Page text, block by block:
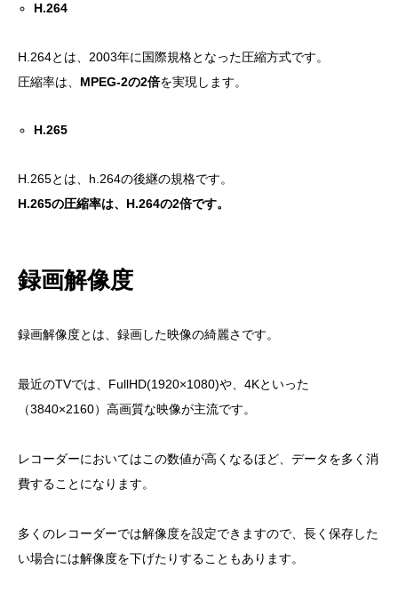
H.264
H.264とは、2003年に国際規格となった圧縮方式です。
圧縮率は、 MPEG-2の2倍を実現します。
H.265
H.265とは、h.264の後継の規格です。
H.265の圧縮率は、H.264の2倍です。
録画解像度
録画解像度とは、録画した映像の綺麗さです。
最近のTVでは、FullHD(1920×1080)や、4Kといった
（3840×2160）高画質な映像が主流です。
レコーダーにおいてはこの数値が高くなるほど、データを多く消
費することになります。
多くのレコーダーでは解像度を設定できますので、長く保存した
い場合には解像度を下げたりすることもあります。
録画の期間に係るポイント
カメラフレームレート（fps）
圧縮方式
おすすめの録画期間について